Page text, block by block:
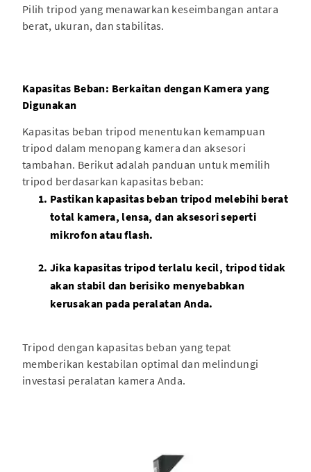
Pilih tripod yang menawarkan keseimbangan antara
berat, ukuran, dan stabilitas.
Kapasitas Beban: Berkaitan dengan Kamera yang
Digunakan
Kapasitas beban tripod menentukan kemampuan
tripod dalam menopang kamera dan aksesori
tambahan. Berikut adalah panduan untuk memilih
tripod berdasarkan kapasitas beban:
Pastikan kapasitas beban tripod melebihi berat
total kamera, lensa, dan aksesori seperti
mikrofon atau flash.
Jika kapasitas tripod terlalu kecil, tripod tidak
akan stabil dan berisiko menyebabkan
kerusakan pada peralatan Anda.
Tripod dengan kapasitas beban yang tepat
memberikan kestabilan optimal dan melindungi
investasi peralatan kamera Anda.